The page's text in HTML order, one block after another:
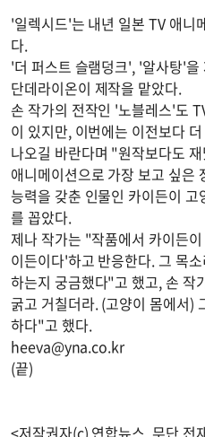
'일렉시드'는 내년 일본 TV 애니
다.
'더 퍼스트 슬램덩크', '알사탕'
단데라이온이 제작을 맡았다.
손 작가의 전작인 '노블레스'도
이 있지만, 이번에는 이전보다
나오길 바란다며 "원작보다도
애니메이션으로 가장 보고 싶은
능력을 갖춘 인물인 카이든이
를 꼽았다.
제나 작가는 "작품에서 카이든
이든이다'하고 반응한다. 그 목
하는지 궁금했다"고 했고, 손 작
굵고 거칠더라. (고양이 몸에서)
하다"고 했다.
heeva@yna.co.kr
(끝)